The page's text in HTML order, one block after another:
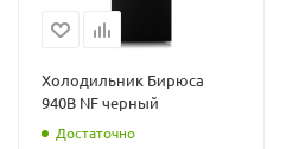
Холодильник Бирюса
940B NF черный
Достаточно